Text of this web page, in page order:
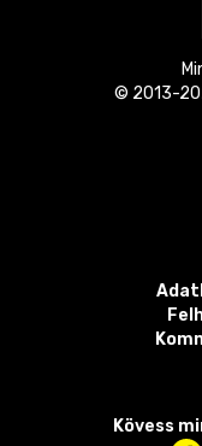
© 2013-
Kövess